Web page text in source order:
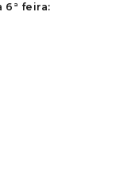
6ª feira: